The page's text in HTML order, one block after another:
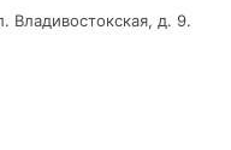
Владивостокская, д. 9.